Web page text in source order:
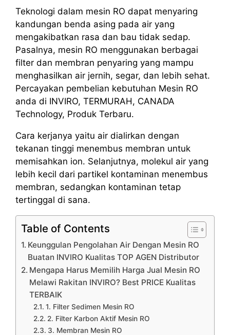
Teknologi dalam mesin RO dapat menyaring
kandungan benda asing pada air yang
mengakibatkan rasa dan bau tidak sedap.
Pasalnya, mesin RO menggunakan berbagai
filter dan membran penyaring yang mampu
menghasilkan air jernih, segar, dan lebih sehat.
Percayakan pembelian kebutuhan Mesin RO
anda di INVIRO, TERMURAH, CANADA
Technology, Produk Terbaru.
Cara kerjanya yaitu air dialirkan dengan
tekanan tinggi menembus membran untuk
memisahkan ion. Selanjutnya, molekul air yang
lebih kecil dari partikel kontaminan menembus
membran, sedangkan kontaminan tetap
tertinggal di sana.
Table of Contents
Keunggulan Pengolahan Air Dengan Mesin RO
Buatan INVIRO Kualitas TOP AGEN Distributor
Mengapa Harus Memilih Harga Jual Mesin RO
Melawi Rakitan INVIRO? Best PRICE Kualitas
TERBAIK
1. Filter Sedimen Mesin RO
2. Filter Karbon Aktif Mesin RO
3. Membran Mesin RO